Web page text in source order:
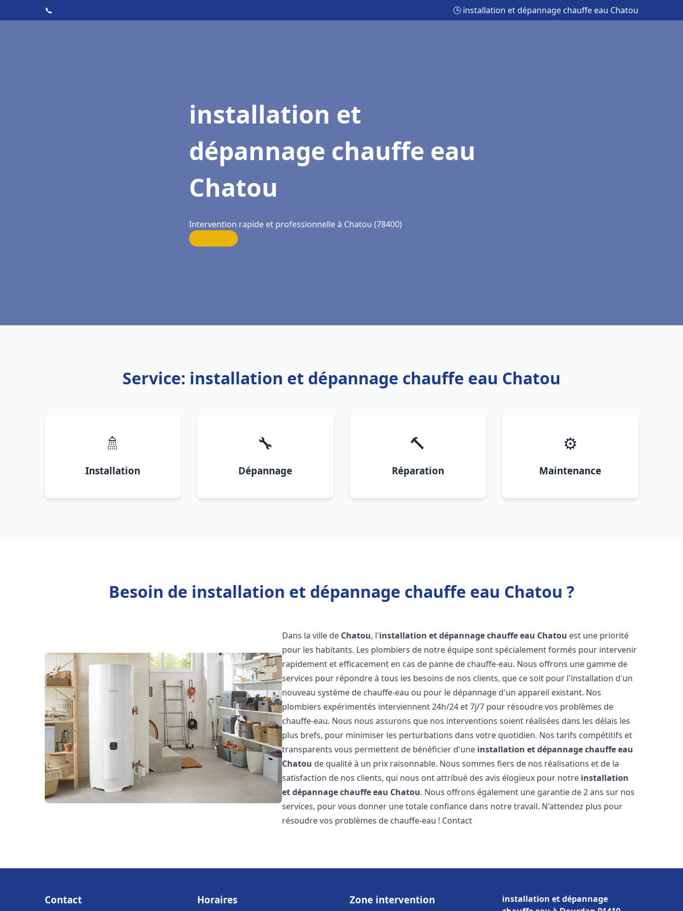
📞 🕒 installation et dépannage chauffe eau Chatou
installation et
dépannage chauffe eau
Chatou
Intervention rapide et professionnelle à Chatou (78400)
Service: installation et dépannage chauffe eau Chatou
🚿
Installation
🔧
Dépannage
🔨
Réparation
⚙️
Maintenance
Besoin de installation et dépannage chauffe eau Chatou ?
Dans la ville de Chatou, l'installation et dépannage chauffe eau Chatou est une priorité
pour les habitants. Les plombiers de notre équipe sont spécialement formés pour intervenir
rapidement et efficacement en cas de panne de chauffe-eau. Nous offrons une gamme de
services pour répondre à tous les besoins de nos clients, que ce soit pour l'installation d'un
nouveau système de chauffe-eau ou pour le dépannage d'un appareil existant. Nos
plombiers expérimentés interviennent 24h/24 et 7j/7 pour résoudre vos problèmes de
chauffe-eau. Nous nous assurons que nos interventions soient réalisées dans les délais les
plus brefs, pour minimiser les perturbations dans votre quotidien. Nos tarifs compétitifs et
transparents vous permettent de bénéficier d'une installation et dépannage chauffe eau
Chatou de qualité à un prix raisonnable. Nous sommes fiers de nos réalisations et de la
satisfaction de nos clients, qui nous ont attribué des avis élogieux pour notre installation
et dépannage chauffe eau Chatou. Nous offrons également une garantie de 2 ans sur nos
services, pour vous donner une totale confiance dans notre travail. N'attendez plus pour
résoudre vos problèmes de chauffe-eau ! Contact
Contact Horaires Zone intervention
installation et dépannage